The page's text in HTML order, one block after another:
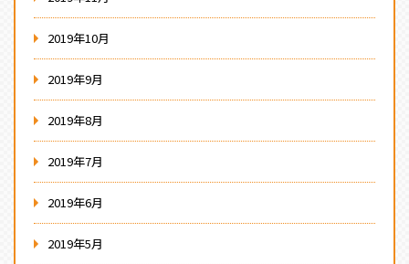
2019年10月
2019年9月
2019年8月
2019年7月
2019年6月
2019年5月